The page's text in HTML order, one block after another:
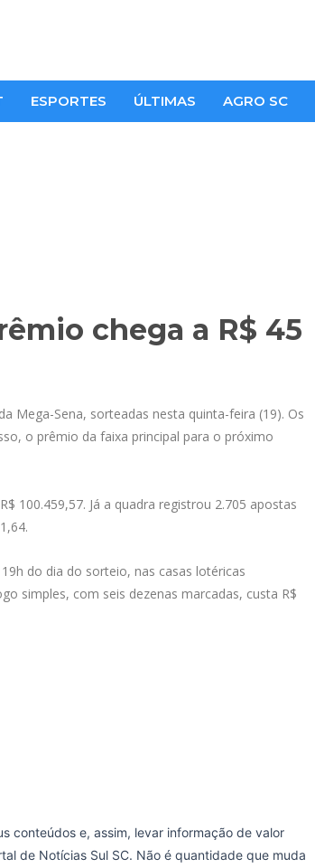
ESPORTES ÚLTIMAS AGRO SC
chega a R$ 45
Mega-Sena, sorteadas nesta quinta-feira (19). Os
o prêmio da faixa principal para o próximo
100.459,57. Já a quadra registrou 2.705 apostas
do dia do sorteio, nas casas lotéricas
simples, com seis dezenas marcadas, custa R$
conteúdos e, assim, levar informação de valor
de Notícias Sul SC. Não é quantidade que muda